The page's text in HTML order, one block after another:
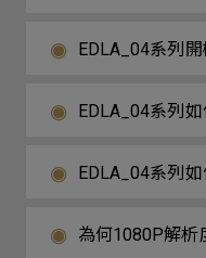
EDLA_04系列
EDLA_04系列
EDLA_04系列
為何1080P解析